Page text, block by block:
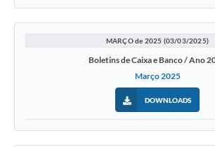
MARÇO de 2025 (03/03/2025)
Boletins de Caixa e Banco / Ano
Março 2025
DOWNLOADS